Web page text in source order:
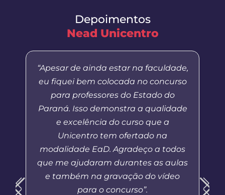
Depoimentos
Nead Unicentro
“Apesar de ainda estar na faculdade,
eu fiquei bem colocada no concurso
para professores do Estado do
Paraná. Isso demonstra a qualidade
e excelência do curso que a
Unicentro tem ofertado na
modalidade EaD. Agradeço a todos
que me ajudaram durantes as aulas
e também na gravação do vídeo
para o concurso”.